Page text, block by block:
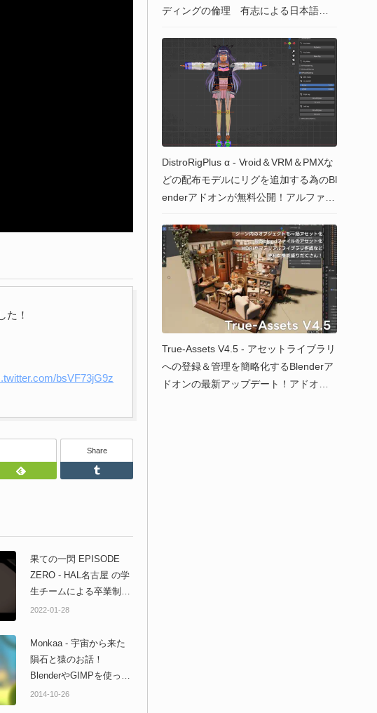
た！
bsVF73jG9z
ークPinterest Feedly
Share
果ての一閃 EPISODE
ZERO - HAL名古屋 の学
生チームによる卒業制作
フルCGロボットアニメ
2022-01-28
Monkaa - 宇宙から来た
隕石と猿のお話！
BlenderやGIMPを使った
オープンムービープロジ
2014-10-26
ディングの倫理 有志による日本語版
DistroRigPlus α - Vroid＆VRM＆PMXな
どの配布モデルにリグを追加する為のBl
enderアドオンが無料公開！アルファ版
True-Assets V4.5 - アセットライブラリ
への登録＆管理を簡略化するBlenderア
ドオンの最新アップデート！アドオン